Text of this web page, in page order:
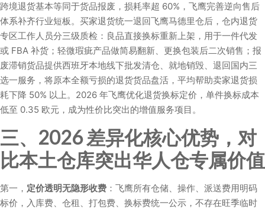
跨境退货基本等同于货品报废，损耗率超 60%，飞鹰完善逆向售后
体系补齐行业短板。买家退货统一退回飞鹰马德里仓后，仓内退货
专区工作人员分三级质检：良品直接换标重新上架，用于一件代发
或 FBA 补货；轻微瑕疵产品做简易翻新、更换包装后二次销售；报
废滞销货品提供西班牙本地线下批发清仓、就地销毁、退回国内三
选一服务，将原本全额亏损的退货货品盘活，平均帮助卖家退货损
耗下降 50% 以上。2026 年飞鹰优化退货换标定价，单件换标成本
低至 0.35 欧元，成为性价比突出的增值服务项目。
三、2026 差异化核心优势，对
比本土仓库突出华人仓专属价值
第一， 定价透明无隐形收费 ：飞鹰所有仓储、操作、派送费用明码
标价，入库费、仓租、打包费、换标费统一公示，不存在旺季临时